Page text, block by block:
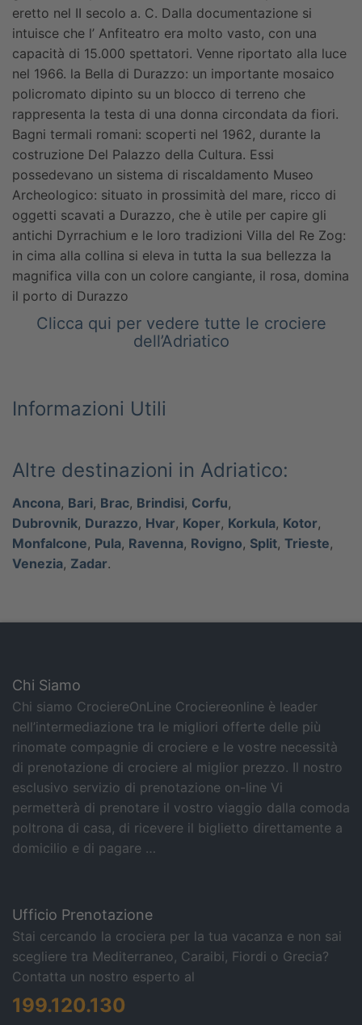
eretto nel II secolo a. C. Dalla documentazione si
intuisce che l’ Anfiteatro era molto vasto, con una
capacità di 15.000 spettatori. Venne riportato alla luce
nel 1966. la Bella di Durazzo: un importante mosaico
policromato dipinto su un blocco di terreno che
rappresenta la testa di una donna circondata da fiori.
Bagni termali romani: scoperti nel 1962, durante la
costruzione Del Palazzo della Cultura. Essi
possedevano un sistema di riscaldamento Museo
Archeologico: situato in prossimità del mare, ricco di
oggetti scavati a Durazzo, che è utile per capire gli
antichi Dyrrachium e le loro tradizioni Villa del Re Zog:
in cima alla collina si eleva in tutta la sua bellezza la
magnifica villa con un colore cangiante, il rosa, domina
il porto di Durazzo
Clicca qui per vedere tutte le crociere
dell’Adriatico
Informazioni Utili
Altre destinazioni in Adriatico:
Ancona, Bari, Brac, Brindisi, Corfu,
Dubrovnik, Durazzo, Hvar, Koper, Korkula, Kotor,
Monfalcone, Pula, Ravenna, Rovigno, Split, Trieste,
Venezia, Zadar.
Chi Siamo
Chi siamo CrociereOnLine Crociereonline è leader
nell’intermediazione tra le migliori offerte delle più
rinomate compagnie di crociere e le vostre necessità
di prenotazione di crociere al miglior prezzo. Il nostro
esclusivo servizio di prenotazione on-line Vi
permetterà di prenotare il vostro viaggio dalla comoda
poltrona di casa, di ricevere il biglietto direttamente a
domicilio e di pagare …
Ufficio Prenotazione
Stai cercando la crociera per la tua vacanza e non sai
scegliere tra Mediterraneo, Caraibi, Fiordi o Grecia?
Contatta un nostro esperto al
199.120.130